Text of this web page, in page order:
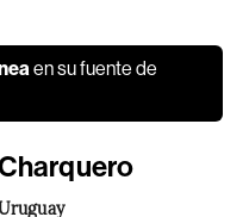
en su fuente de